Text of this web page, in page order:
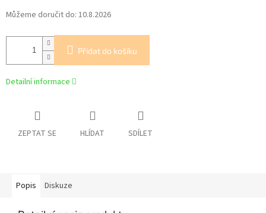
Můžeme doručit do: 10.8.2026
Přidat do košíku
Detailní informace
ZEPTAT SE HLÍDAT SDÍLET
Popis Diskuze